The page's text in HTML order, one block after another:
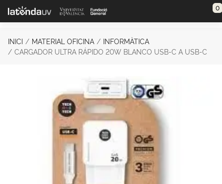
Saltar al contenido principal 0
INICI MATERIAL OFICINA
INFORMÀTICA
CARGADOR ULTRA RÁPIDO 20W BLANCO USB-C A USB-C